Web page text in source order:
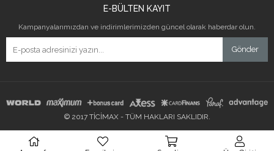
E-BÜLTEN KAYIT
Kampanyalarımızdan ve indirimlerimizden güncel olarak haberdar olun.
Gönder
© 2017 TİCİMAX - TÜM HAKLARI SAKLIDIR.